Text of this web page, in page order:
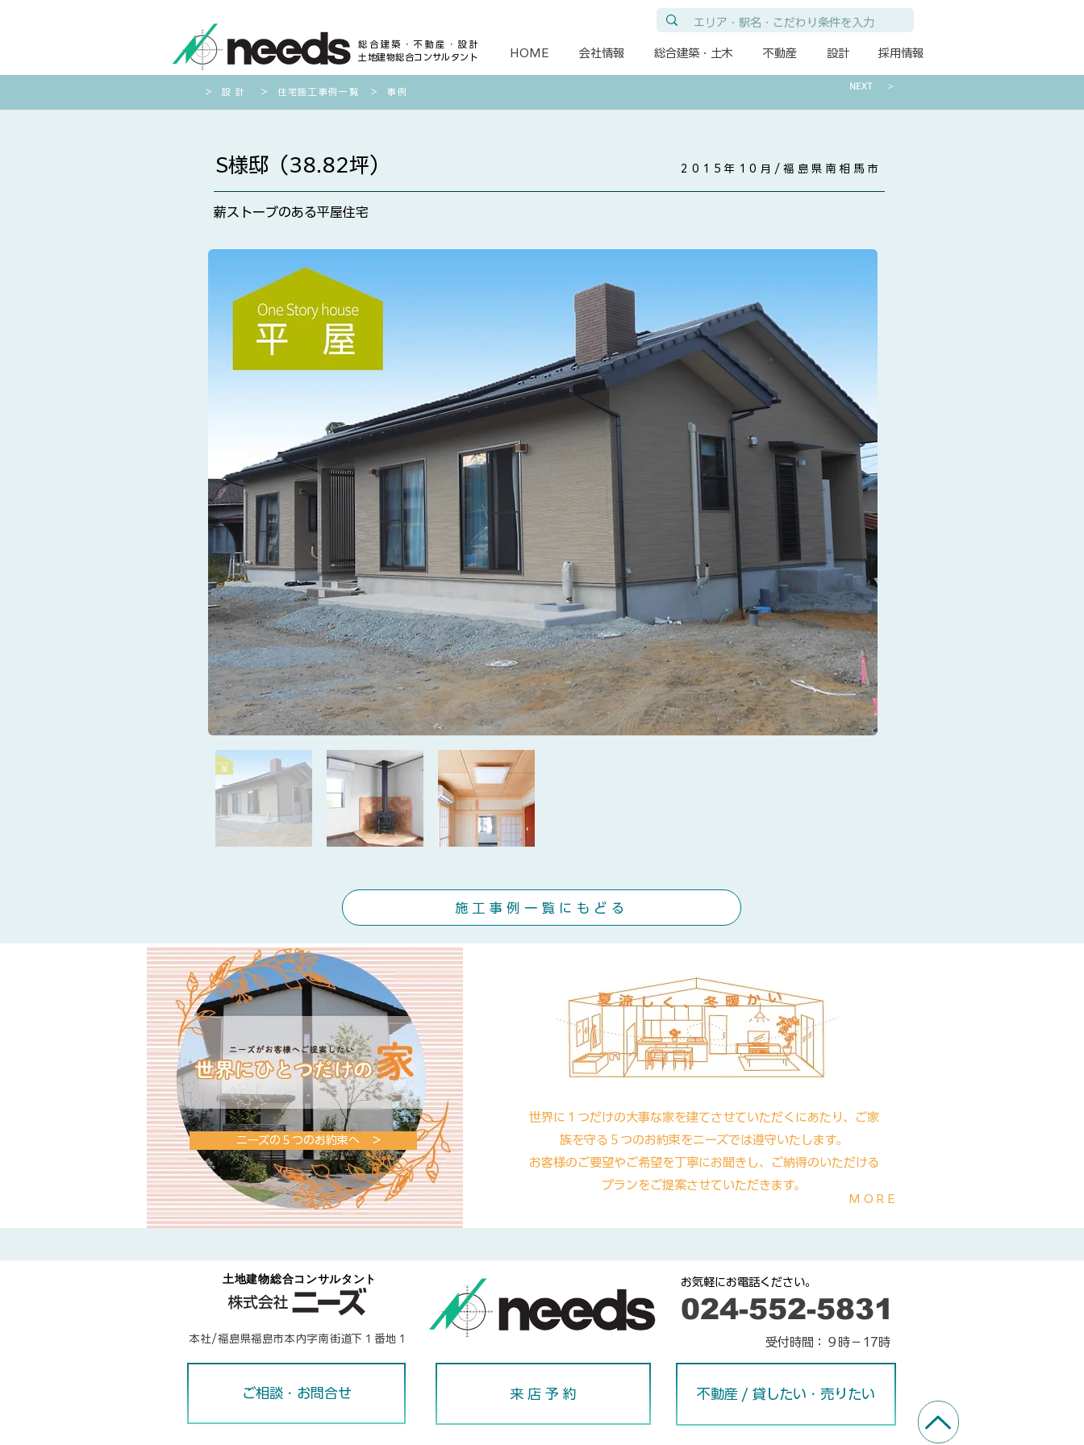
総合建築・不動産・設計
土地建物総合コンサルタント
HOME 会社情報 総合建築・土木 不動産 設計 採用情報
​＞ 設 計 ​＞ 住宅施工事例一覧 ​＞ 事例 NEXT ＞
S様邸（38.82坪） 2015年10月/福島県南相馬市
薪ストーブのある平屋住宅
施工事例一覧にもどる
ニーズの５つのお約束へ ＞
世界に１つだけの大事な家を建てさせていただくにあたり、ご家
族を守る５つのお約束をニーズでは遵守いたします。
お客様のご要望やご希望を丁寧にお聞きし、ご納得のいただける
プランをご提案させていただきます。
​MORE
​土地建物総合コンサルタント
本社/福島県福島市本内字南街道下１番地１
ご相談・お問合せ 来 店 予 約
​お気軽にお電話ください。
​024-552-5831
​受付時間：９時－17時
不動産 / 貸したい・売りたい